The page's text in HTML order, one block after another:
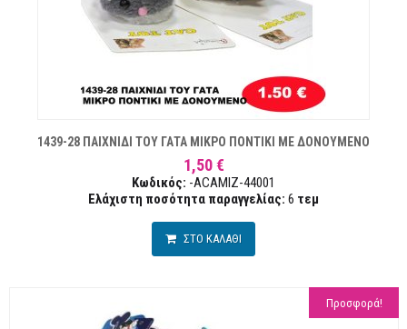
1439-28 ΠΑΙΧΝΙΔΙ ΤΟΥ ΓΑΤΑ ΜΙΚΡΟ ΠΟΝΤΙΚΙ ΜΕ ΔΟΝΟΥΜΕΝΟ
1,50 €
Κωδικός: -ACAMIZ-44001
Ελάχιστη ποσότητα παραγγελίας: 6 τεμ
ΣΤΟ ΚΑΛΑΘΙ
Προσφορά!